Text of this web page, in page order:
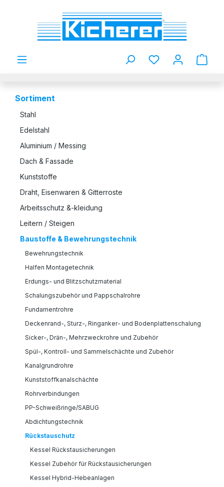
Zum Hauptinhalt springen
Du hast 0
Sortiment
Stahl
Edelstahl
Aluminium / Messing
Dach & Fassade
Kunststoffe
Draht, Eisenwaren & Gitterroste
Arbeitsschutz &-kleidung
Leitern / Steigen
Baustoffe & Bewehrungstechnik
Bewehrungstechnik
Halfen Montagetechnik
Erdungs- und Blitzschutzmaterial
Schalungszubehör und Pappschalrohre
Fundamentrohre
Deckenrand-, Sturz-, Ringanker- und Bodenplattenschalung
Sicker-, Drän-, Mehrzweckrohre und Zubehör
Spül-, Kontroll- und Sammelschächte und Zubehör
Kanalgrundrohre
Kunststoffkanalschächte
Rohrverbindungen
PP-Schweißringe/SABUG
Abdichtungstechnik
Rückstauschutz
Kessel Rückstausicherungen
Kessel Zubehör für Rückstausicherungen
Kessel Hybrid-Hebeanlagen